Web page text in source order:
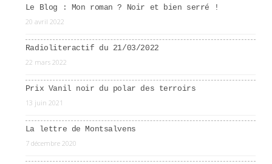
Le Blog : Mon roman ? Noir et bien serré !
20 avril 2022
Radioliteractif du 21/03/2022
22 mars 2022
Prix Vanil noir du polar des terroirs
13 juin 2021
La lettre de Montsalvens
7 décembre 2020